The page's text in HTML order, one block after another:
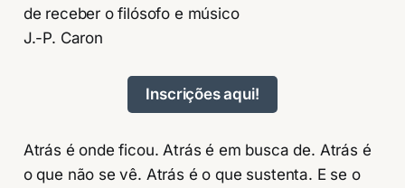
de receber o filósofo e músico
J.-P. Caron
Inscrições aqui!
Atrás é onde ficou. Atrás é em busca de. Atrás é
o que não se vê. Atrás é o que sustenta. E se o